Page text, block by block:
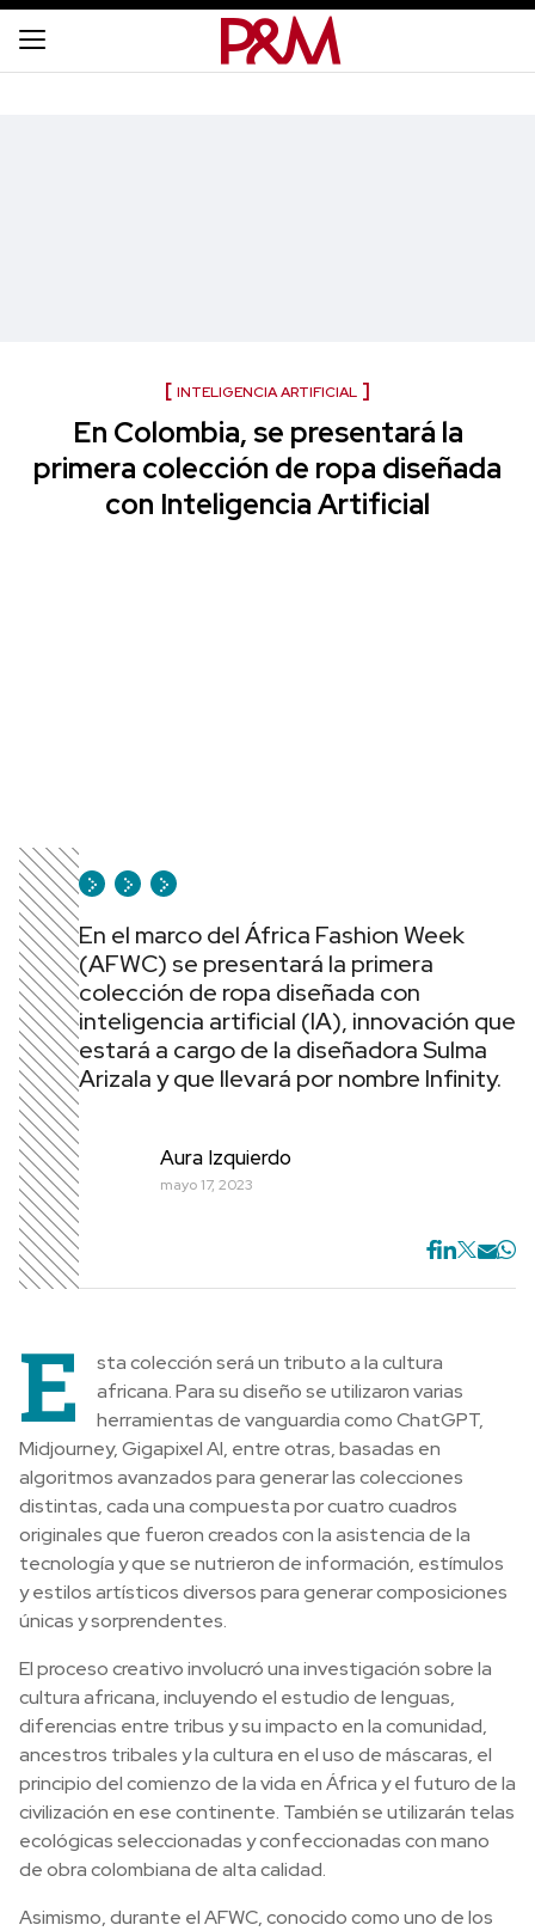
INTELIGENCIA ARTIFICIAL
En Colombia, se presentará la
primera colección de ropa diseñada
con Inteligencia Artificial
En el marco del África Fashion Week
(AFWC) se presentará la primera
colección de ropa diseñada con
inteligencia artificial (IA), innovación que
estará a cargo de la diseñadora Sulma
Arizala y que llevará por nombre Infinity.
Aura Izquierdo
mayo 17, 2023
E
sta colección será un tributo a la cultura
africana. Para su diseño se utilizaron varias
herramientas de vanguardia como ChatGPT,
Midjourney, Gigapixel AI, entre otras, basadas en
algoritmos avanzados para generar las colecciones
distintas, cada una compuesta por cuatro cuadros
originales que fueron creados con la asistencia de la
tecnología y que se nutrieron de información, estímulos
y estilos artísticos diversos para generar composiciones
únicas y sorprendentes.
El proceso creativo involucró una investigación sobre la
cultura africana, incluyendo el estudio de lenguas,
diferencias entre tribus y su impacto en la comunidad,
ancestros tribales y la cultura en el uso de máscaras, el
principio del comienzo de la vida en África y el futuro de la
civilización en ese continente. También se utilizarán telas
ecológicas seleccionadas y confeccionadas con mano
de obra colombiana de alta calidad.
Asimismo, durante el AFWC, conocido como uno de los